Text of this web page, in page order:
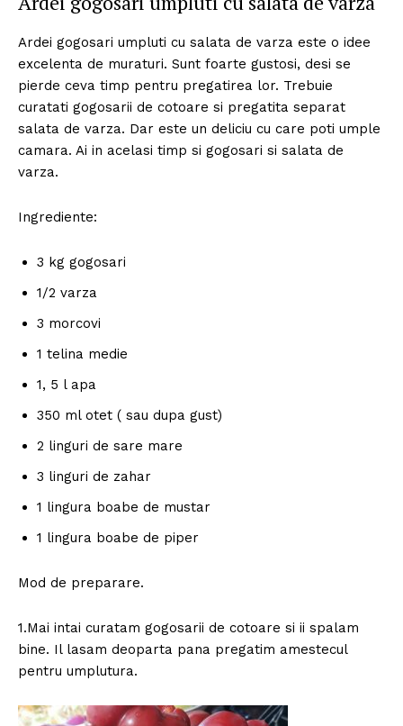
Ardei gogosari umpluti cu salata de varza este o idee
excelenta de muraturi. Sunt foarte gustosi, desi se
pierde ceva timp pentru pregatirea lor. Trebuie
curatati gogosarii de cotoare si pregatita separat
salata de varza. Dar este un deliciu cu care poti umple
camara. Ai in acelasi timp si gogosari si salata de
varza.
Ingrediente:
3 kg gogosari
1/2 varza
3 morcovi
1 telina medie
1, 5 l apa
350 ml otet ( sau dupa gust)
2 linguri de sare mare
3 linguri de zahar
1 lingura boabe de mustar
1 lingura boabe de piper
Mod de preparare.
1.Mai intai curatam gogosarii de cotoare si ii spalam
bine. Il lasam deoparta pana pregatim amestecul
pentru umplutura.